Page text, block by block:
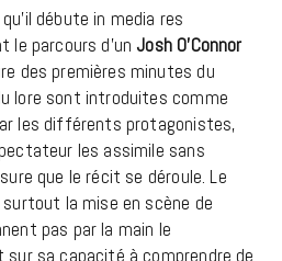
débute in media res
le parcours d’un Josh O’Connor
des premières minutes du
lore sont introduites comme
les différents protagonistes,
les assimile sans
que le récit se déroule. Le
la mise en scène de
pas par la main le
sa capacité à comprendre de